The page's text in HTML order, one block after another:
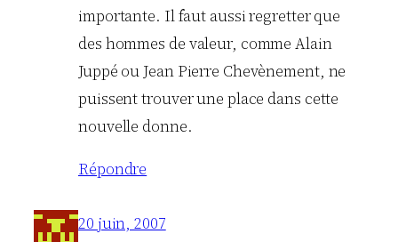
importante. Il faut aussi regretter que
des hommes de valeur, comme Alain
Juppé ou Jean Pierre Chevènement, ne
puissent trouver une place dans cette
nouvelle donne.
Répondre
20 juin, 2007